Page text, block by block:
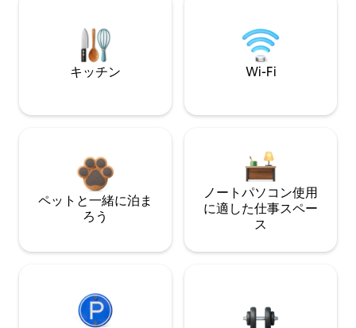
キッチン Wi-Fi
ペットと一緒に泊ま
ろう
ノートパソコン使用
に適した仕事スペー
ス